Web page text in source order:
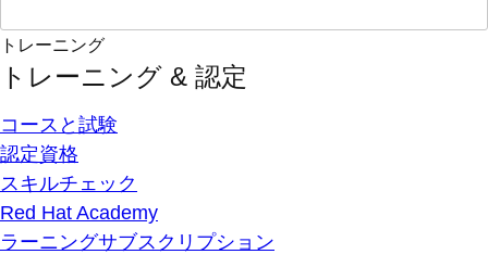
トレーニング
トレーニング & 認定
コースと試験
認定資格
スキルチェック
Red Hat Academy
ラーニングサブスクリプション